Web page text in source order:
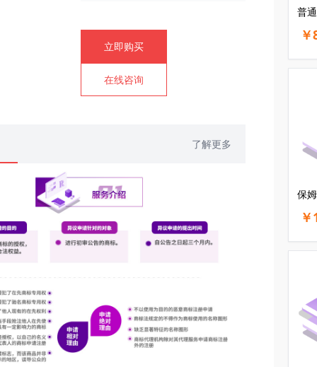
立即购买
在线咨询
了解更多
普
保